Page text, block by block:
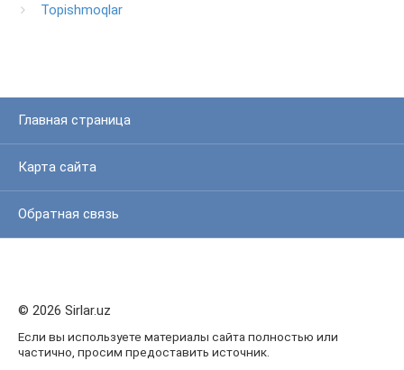
Topishmoqlar
Главная страница
Карта сайта
Обратная связь
© 2026 Sirlar.uz
Если вы используете материалы сайта полностью или
частично, просим предоставить источник.